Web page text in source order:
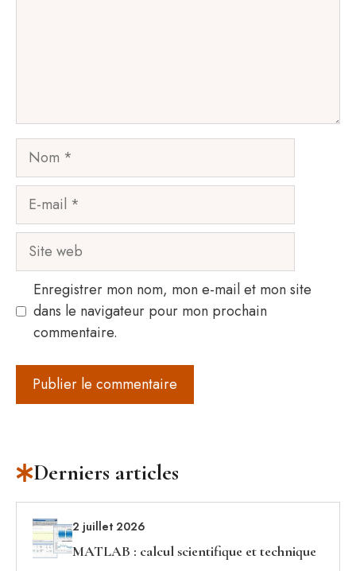
Nom
mail
Site
web
Enregistrer mon nom, mon e-mail et mon site
dans le navigateur pour mon prochain
commentaire.
Derniers articles
2 juillet 2026
MATLAB : calcul scientifique et technique